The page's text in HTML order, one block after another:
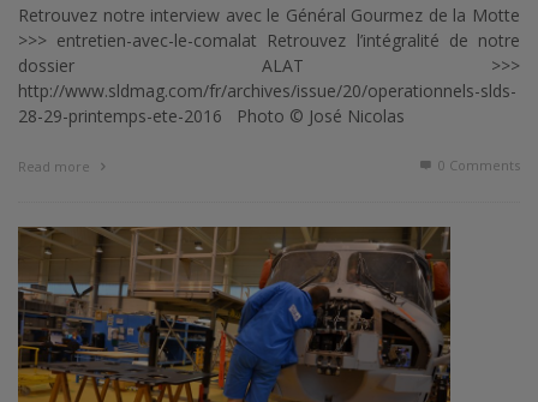
Retrouvez notre interview avec le Général Gourmez de la Motte
>>> entretien-avec-le-comalat Retrouvez l’intégralité de notre
dossier ALAT >>>
http://www.sldmag.com/fr/archives/issue/20/operationnels-slds-
28-29-printemps-ete-2016 Photo © José Nicolas
Read more 0 Comments